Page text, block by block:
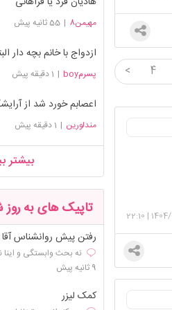
4
<
|
22:10
مهیمن8 | 55 ثانیه پیش
ازدواج با خانم بچه دار
پسرمboy | 1 دقیقه پیش
اعصابم خورد شد از
مندلورین | 1 دقیقه پیش
بیشتر
تاپیک های به
رفتن پیش روانشناس آقا
نه بحث وابستگی و
9 ثانیه پیش
کمک لیزر